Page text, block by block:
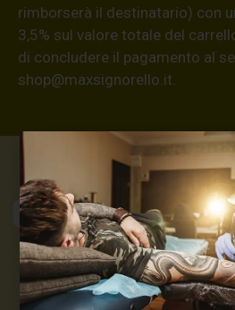
rimborserà il destinatario) con
3,5% sul valore totale del
di concludere il pagamento al
shop@maxsignorello.it